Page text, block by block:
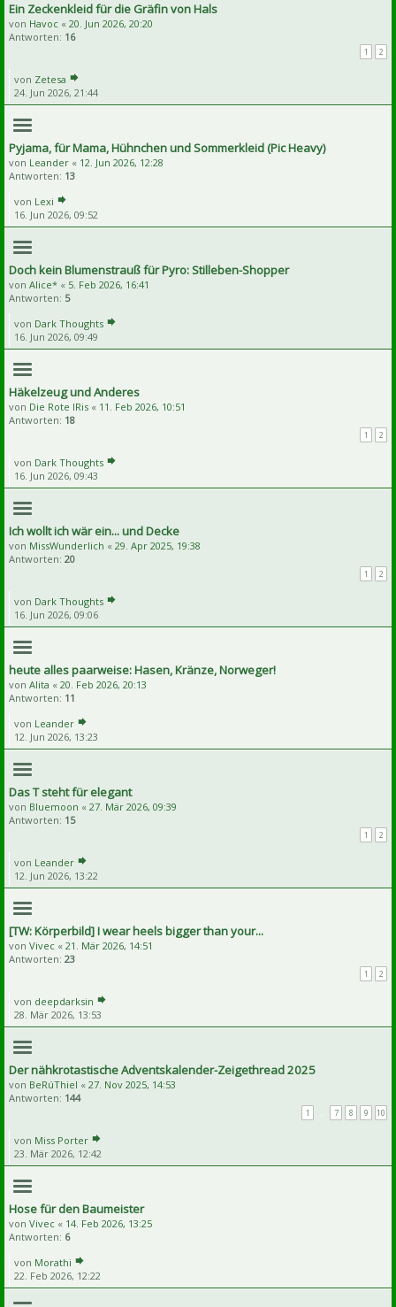
Ein Zeckenkleid für die Gräfin von Hals
von Havoc « 20. Jun 2026, 20:20
Antworten: 16
1 2
von Zetesa
24. Jun 2026, 21:44
Pyjama, für Mama, Hühnchen und Sommerkleid (Pic Heavy)
von Leander « 12. Jun 2026, 12:28
Antworten: 13
von Lexi
16. Jun 2026, 09:52
Doch kein Blumenstrauß für Pyro: Stilleben-Shopper
von Alice* « 5. Feb 2026, 16:41
Antworten: 5
von Dark Thoughts
16. Jun 2026, 09:49
Häkelzeug und Anderes
von Die Rote IRis « 11. Feb 2026, 10:51
Antworten: 18
1 2
von Dark Thoughts
16. Jun 2026, 09:43
Ich wollt ich wär ein... und Decke
von MissWunderlich « 29. Apr 2025, 19:38
Antworten: 20
1 2
von Dark Thoughts
16. Jun 2026, 09:06
heute alles paarweise: Hasen, Kränze, Norweger!
von Alita « 20. Feb 2026, 20:13
Antworten: 11
von Leander
12. Jun 2026, 13:23
Das T steht für elegant
von Bluemoon « 27. Mär 2026, 09:39
Antworten: 15
1 2
von Leander
12. Jun 2026, 13:22
[TW: Körperbild] I wear heels bigger than your...
von Vivec « 21. Mär 2026, 14:51
Antworten: 23
1 2
von deepdarksin
28. Mär 2026, 13:53
Der nähkrotastische Adventskalender-Zeigethread 2025
von BeRúThiel « 27. Nov 2025, 14:53
Antworten: 144
1 7 8 9 10
von Miss Porter
23. Mär 2026, 12:42
Hose für den Baumeister
von Vivec « 14. Feb 2026, 13:25
Antworten: 6
von Morathi
22. Feb 2026, 12:22